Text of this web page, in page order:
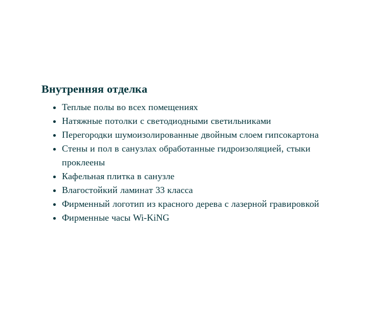
Внутренняя отделка
Теплые полы во всех помещениях
Натяжные потолки с светодиодными светильниками
Перегородки шумоизолированные двойным слоем гипсокартона
Стены и пол в санузлах обработанные гидроизоляцией, стыки
проклеены
Кафельная плитка в санузле
Влагостойкий ламинат 33 класса
Фирменный логотип из красного дерева с лазерной гравировкой
Фирменные часы Wi-KiNG